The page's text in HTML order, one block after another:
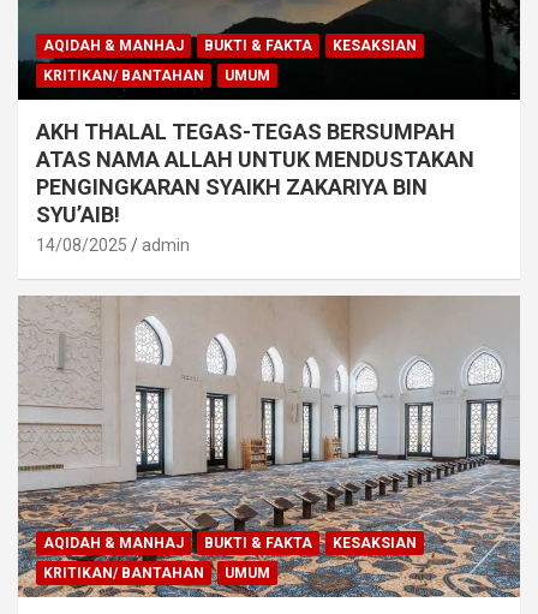
AQIDAH & MANHAJ BUKTI & FAKTA
KESAKSIAN
KRITIKAN/ BANTAHAN
UMUM
AKH THALAL TEGAS-TEGAS BERSUMPAH
ATAS NAMA ALLAH UNTUK MENDUSTAKAN
PENGINGKARAN SYAIKH ZAKARIYA BIN
SYU’AIB!
14/08/2025 admin
AQIDAH & MANHAJ BUKTI & FAKTA
KESAKSIAN
KRITIKAN/ BANTAHAN
UMUM